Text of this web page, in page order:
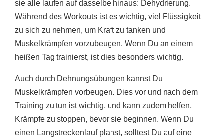
sie alle laufen auf dasselbe hinaus: Dehydrierung.
Während des Workouts ist es wichtig, viel Flüssigkeit
zu sich zu nehmen, um Kraft zu tanken und
Muskelkrämpfen vorzubeugen. Wenn Du an einem
heißen Tag trainierst, ist dies besonders wichtig.
Auch durch Dehnungsübungen kannst Du
Muskelkrämpfen vorbeugen. Dies vor und nach dem
Training zu tun ist wichtig, und kann zudem helfen,
Krämpfe zu stoppen, bevor sie beginnen. Wenn Du
einen Langstreckenlauf planst, solltest Du auf eine